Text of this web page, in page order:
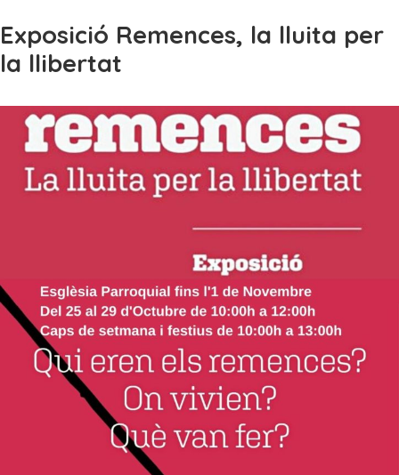
Exposició Remences, la lluita per
la llibertat